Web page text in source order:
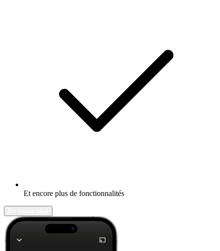
Et encore plus de fonctionnalités